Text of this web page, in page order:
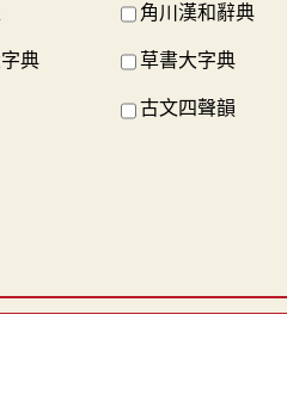
角川漢和辭典
典 草書大字典
古文四聲韻